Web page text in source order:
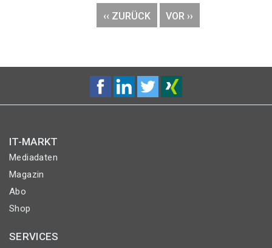
VORHERIGE
SEITE
‹‹ ZURÜCK
NÄCHSTE
SEITE
VOR ››
IT-MARKT
Mediadaten
Magazin
Abo
Shop
SERVICES